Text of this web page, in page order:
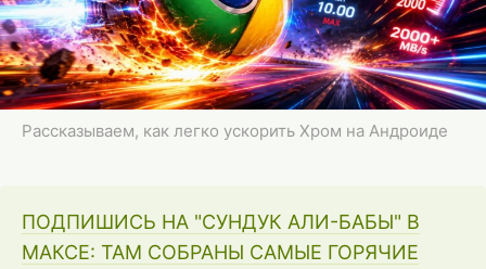
Рассказываем, как легко ускорить Хром на Андроиде
ПОДПИШИСЬ НА "СУНДУК АЛИ-БАБЫ" В
МАКСЕ: ТАМ СОБРАНЫ САМЫЕ ГОРЯЧИЕ